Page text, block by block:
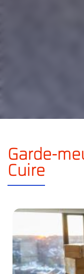
Garde-
Cuire